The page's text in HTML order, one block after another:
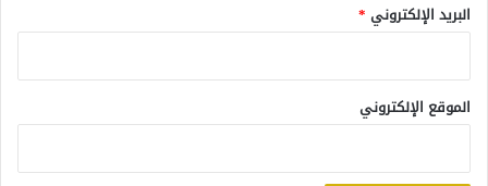
البريد الإلكتروني *
الموقع الإلكتروني